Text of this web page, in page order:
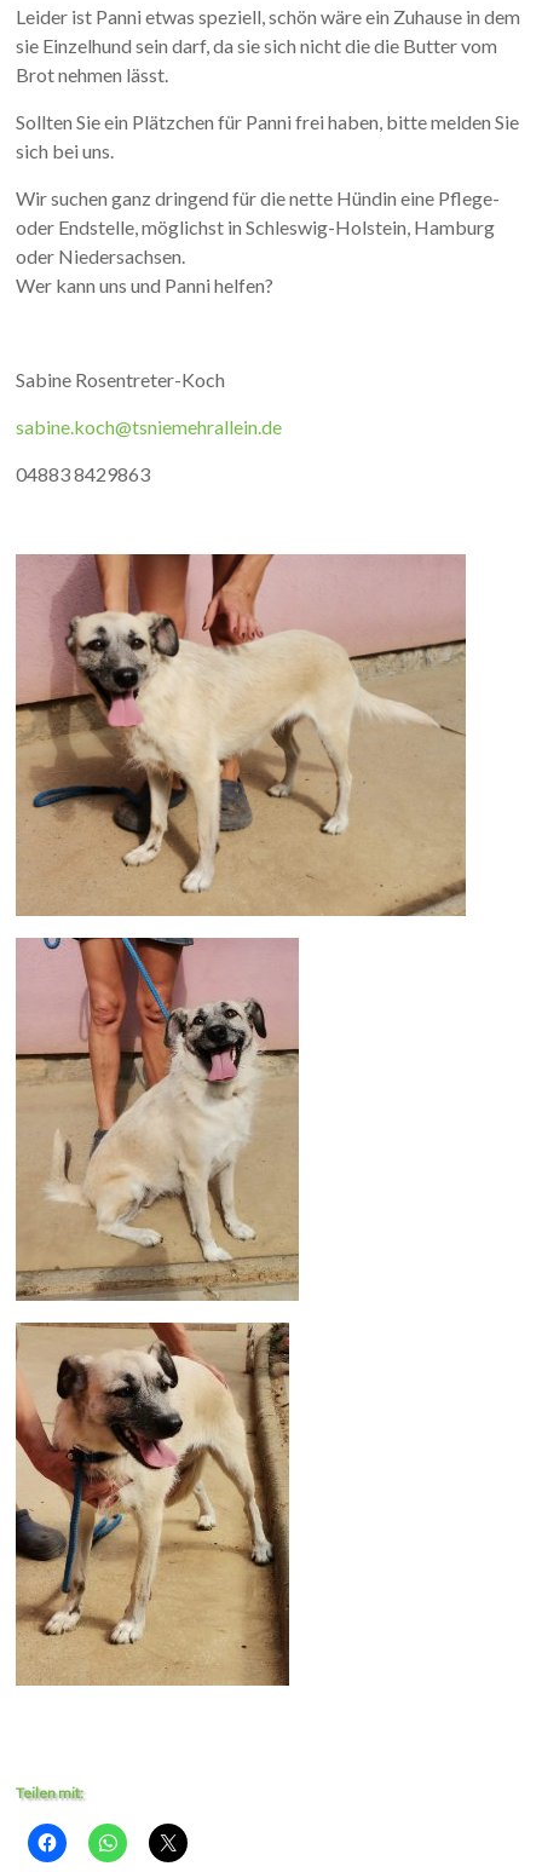
Leider ist Panni etwas speziell, schön wäre ein Zuhause in dem
sie Einzelhund sein darf, da sie sich nicht die die Butter vom
Brot nehmen lässt.
Sollten Sie ein Plätzchen für Panni frei haben, bitte melden Sie
sich bei uns.
Wir suchen ganz dringend für die nette Hündin eine Pflege-
oder Endstelle, möglichst in Schleswig-Holstein, Hamburg
oder Niedersachsen.
Wer kann uns und Panni helfen?
Sabine Rosentreter-Koch
sabine.koch@tsniemehrallein.de
04883 8429863
Teilen mit: